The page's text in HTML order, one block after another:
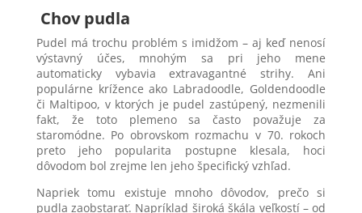
Chov pudla
Pudel má trochu problém s imidžom – aj keď nenosí
výstavný účes, mnohým sa pri jeho mene
automaticky vybavia extravagantné strihy. Ani
populárne krížence ako Labradoodle, Goldendoodle
či Maltipoo, v ktorých je pudel zastúpený, nezmenili
fakt, že toto plemeno sa často považuje za
staromódne. Po obrovskom rozmachu v 70. rokoch
preto jeho popularita postupne klesala, hoci
dôvodom bol zrejme len jeho špecifický vzhľad.
Napriek tomu existuje mnoho dôvodov, prečo si
pudla zaobstarať. Napríklad široká škála veľkostí – od